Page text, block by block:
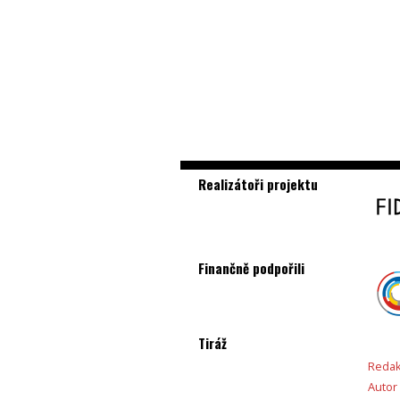
Realizátoři projektu
Finančně podpořili
Tiráž
Autor